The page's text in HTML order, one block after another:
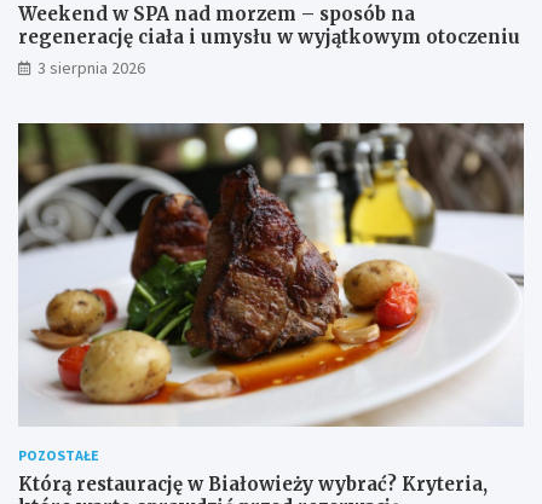
Weekend w SPA nad morzem – sposób na
regenerację ciała i umysłu w wyjątkowym otoczeniu
3 sierpnia 2026
POZOSTAŁE
Którą restaurację w Białowieży wybrać? Kryteria,